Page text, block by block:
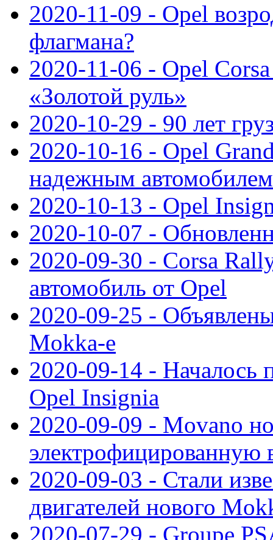
2020-11-09 - Opel
флагмана?
2020-11-06 - Opel
«Золотой руль»
2020-10-29 - 90 лет
2020-10-16 - Opel
надежным автомобилем
2020-10-13 - Opel
2020-10-07 -
2020-09-30 - Corsa
автомобиль от Opel
2020-09-25 -
Mokka-e
2020-09-14 - Началось
Opel Insignia
2020-09-09 - Movano
электрофицированную
2020-09-03 - Стали
двигателей нового
2020-07-29 - Groupe